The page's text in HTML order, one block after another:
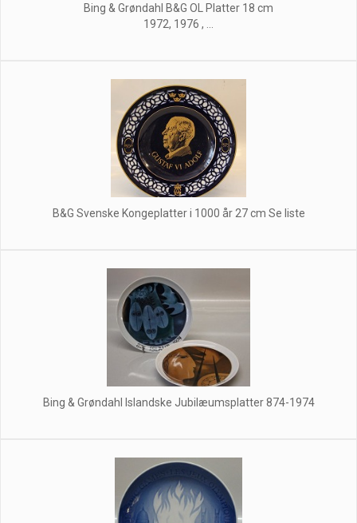
Bing & Grøndahl B&G OL Platter 18 cm
1972, 1976 , ...
B&G Svenske Kongeplatter i 1000 år 27 cm Se liste
Bing & Grøndahl Islandske Jubilæumsplatter 874-1974